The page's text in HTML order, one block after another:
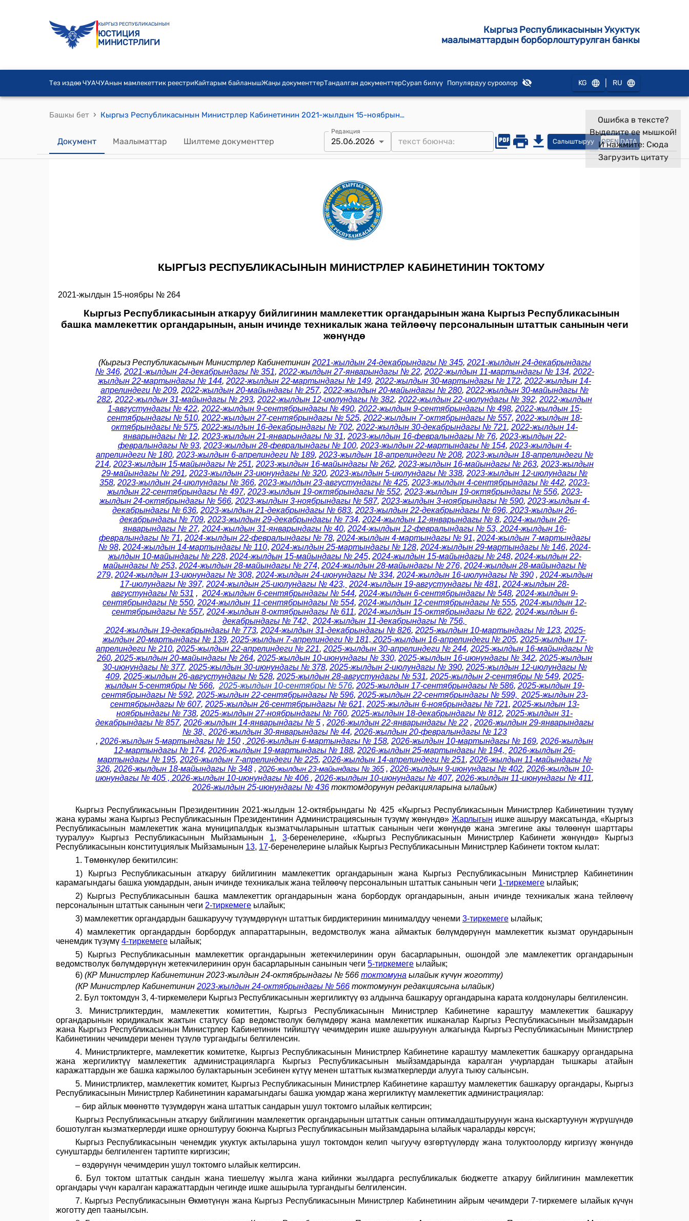
КЫРГЫЗ РЕСПУБЛИКАСЫНЫН
ЮСТИЦИЯ
МИНИСТРЛИГИ
Кыргыз Республикасынын Укуктук
маалыматтардын борборлоштурулган банкы
Тез издөө ЧУАЧУАнын мамлекеттик реестриКайтарым байланышЖаңы документтерТандалган документтерСурап билүү Популярдуу суроолор KG RU
Башкы бет › Кыргыз Республикасынын Министрлер Кабинетинин 2021-жылдын 15-ноябрындагы № 264 "Кыргыз Республикасынын аткаруу бийлигинин мамлекеттик органдарынын жана Кыргыз Республикасынын башка мамлекеттик органдарынын, анын ичинде техникалык жана тейлөөчү персоналынын штаттык санынын чеги жөнүндө" токтому
Документ Маалыматтар Шилтеме документтер
Редакция
25.06.2026 Салыштыруу OPEN DATA
Ошибка в тексте?
Выделите ее мышкой!
И нажмите: Сюда
Загрузить цитату